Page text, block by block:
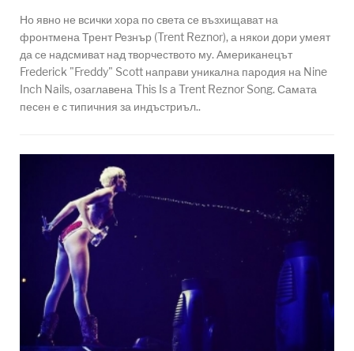
Но явно не всички хора по света се възхищават на
фронтмена Трент Резнър (Trent Reznor), а някои дори умеят
да се надсмиват над творчеството му. Американецът
Frederick "Freddy" Scott направи уникална пародия на Nine
Inch Nails, озаглавена This Is a Trent Reznor Song. Самата
песен е с типичния за индъстриъл..